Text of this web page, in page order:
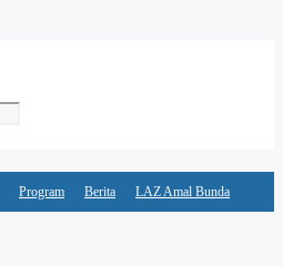
Program Berita LAZ Amal Bunda